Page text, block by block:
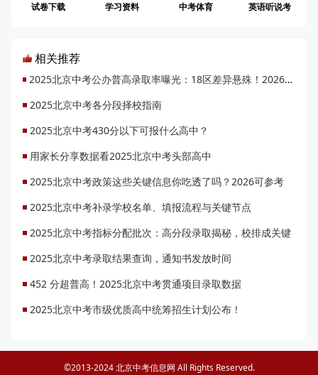
试卷下载 学习资料 中考体育 英语听说考
相关推荐
2025北京中考公办普高录取率曝光：18区差异悬殊！2026升学机会将增1.48万
2025北京中考各分段择校指南
2025北京中考430分以下可报什么高中？
用家长分享数据看2025北京中考头部高中
2025北京中考政策这些关键信息你吃透了吗？2026可参考
2025北京中考补录学校名单、填报流程与关键节点
2025北京中考指标分配批次：高分段录取揭秘，校排成关键
2025北京中考录取结果查询，通知书发放时间
452 分超普高！2025北京中考贯通项目录取数据
2025北京中考市级优质高中统筹招生计划公布！
©2013-2024 北京中考信息网 All Rights Reserved.